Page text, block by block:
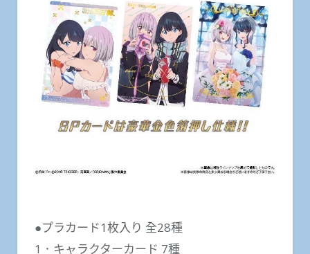
●プラカード1枚入り 全28種
1．キャラクターカード 7種